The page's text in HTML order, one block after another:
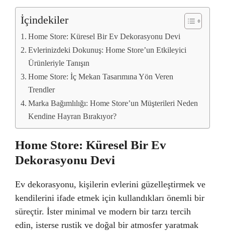
İçindekiler
Home Store: Küresel Bir Ev Dekorasyonu Devi
Evlerinizdeki Dokunuş: Home Store’un Etkileyici
Ürünleriyle Tanışın
Home Store: İç Mekan Tasarımına Yön Veren
Trendler
Marka Bağımlılığı: Home Store’un Müşterileri Neden
Kendine Hayran Bırakıyor?
Home Store: Küresel Bir Ev
Dekorasyonu Devi
Ev dekorasyonu, kişilerin evlerini güzelleştirmek ve
kendilerini ifade etmek için kullandıkları önemli bir
süreçtir. İster minimal ve modern bir tarzı tercih
edin, isterse rustik ve doğal bir atmosfer yaratmak